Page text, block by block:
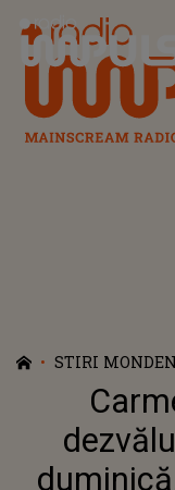
Radio Impuls
STIRI